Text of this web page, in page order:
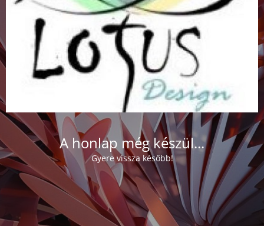
A honlap még készül...
Gyere vissza később!